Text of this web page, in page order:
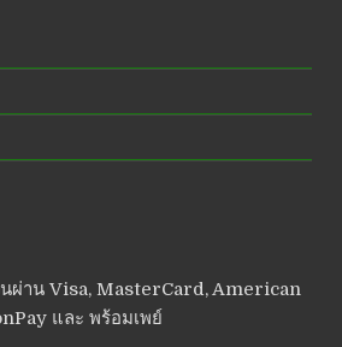
นผ่าน Visa, MasterCard, American
และ พร้อมเพย์